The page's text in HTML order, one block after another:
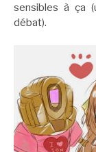
sensibles à ça
débat).